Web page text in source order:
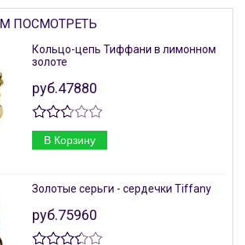
ПОСМОТРЕТЬ
Кольцо-цепь Тиффани в лимонном
золоте
руб.47880
В Корзину
Золотые серьги - сердечки Tiffany
руб.75960